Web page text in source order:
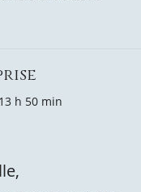
h 50 min